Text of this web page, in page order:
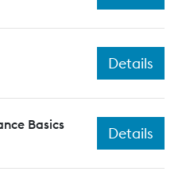
Details
Basics
Details